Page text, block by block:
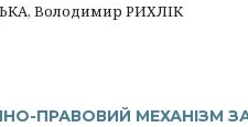
Володимир РИХЛІК
ПРАВОВИЙ МЕХАНІЗМ